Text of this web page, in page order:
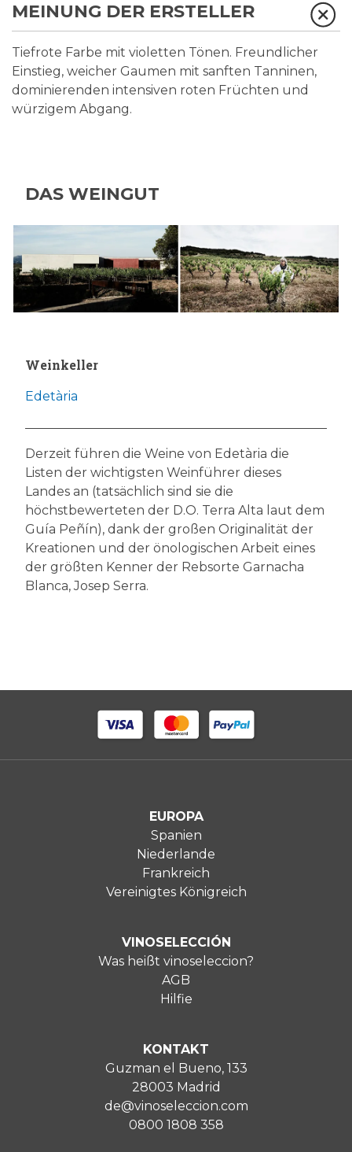
MEINUNG DER ERSTELLER
Tiefrote Farbe mit violetten Tönen. Freundlicher
Einstieg, weicher Gaumen mit sanften Tanninen,
dominierenden intensiven roten Früchten und
würzigem Abgang.
DAS WEINGUT
Weinkeller
Edetària
Derzeit führen die Weine von Edetària die
Listen der wichtigsten Weinführer dieses
Landes an (tatsächlich sind sie die
höchstbewerteten der D.O. Terra Alta laut dem
Guía Peñín), dank der großen Originalität der
Kreationen und der önologischen Arbeit eines
der größten Kenner der Rebsorte Garnacha
Blanca, Josep Serra.
EUROPA
Spanien
Niederlande
Frankreich
Vereinigtes Königreich
VINOSELECCIÓN
Was heißt vinoseleccion?
AGB
Hilfie
KONTAKT
Guzman el Bueno, 133
28003 Madrid
de@vinoseleccion.com
0800 1808 358